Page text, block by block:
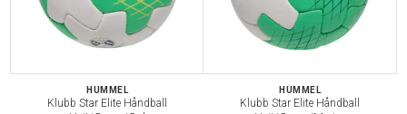
HUMMEL
Klubb Star Elite Håndball
HUMMEL
Klubb Star Elite Håndball